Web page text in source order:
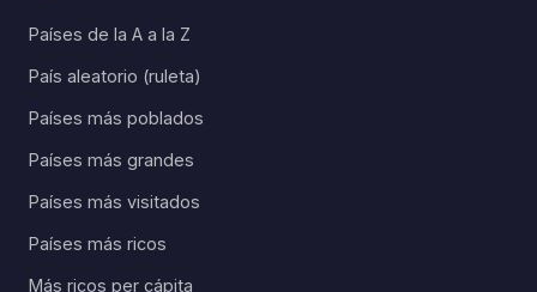
Países de la A a la Z
País aleatorio (ruleta)
Países más poblados
Países más grandes
Países más visitados
Países más ricos
Más ricos per cápita